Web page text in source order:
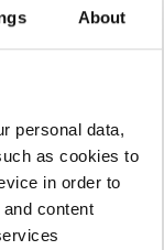
About
personal data,
as cookies to
in order to
content
трансфер